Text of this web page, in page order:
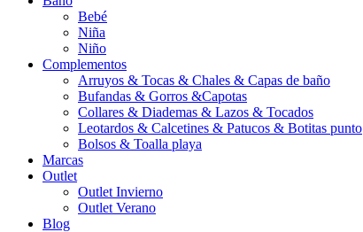
Bebé
Niña
Niño
Complementos
Arruyos & Tocas & Chales & Capas de baño
Bufandas & Gorros &Capotas
Collares & Diademas & Lazos & Tocados
Leotardos & Calcetines & Patucos & Botitas punto
Bolsos & Toalla playa
Marcas
Outlet
Outlet Invierno
Outlet Verano
Blog